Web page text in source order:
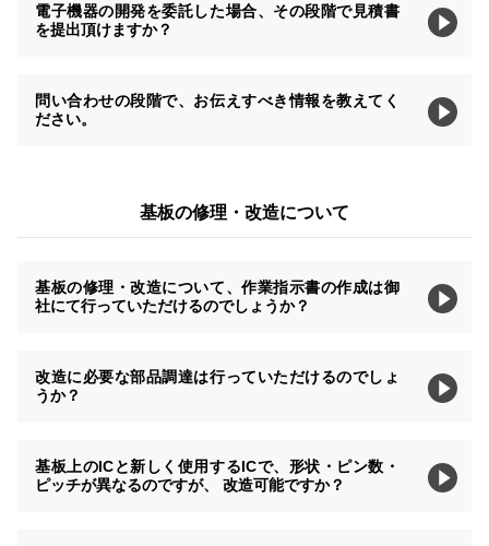
電子機器の開発を委託した場合、その段階で見積書
を提出頂けますか？
問い合わせの段階で、お伝えすべき情報を教えてく
ださい。
基板の修理・改造について
基板の修理・改造について、作業指示書の作成は御
社にて行っていただけるのでしょうか？
改造に必要な部品調達は行っていただけるのでしょ
うか？
基板上のICと新しく使用するICで、形状・ピン数・
ピッチが異なるのですが、 改造可能ですか？